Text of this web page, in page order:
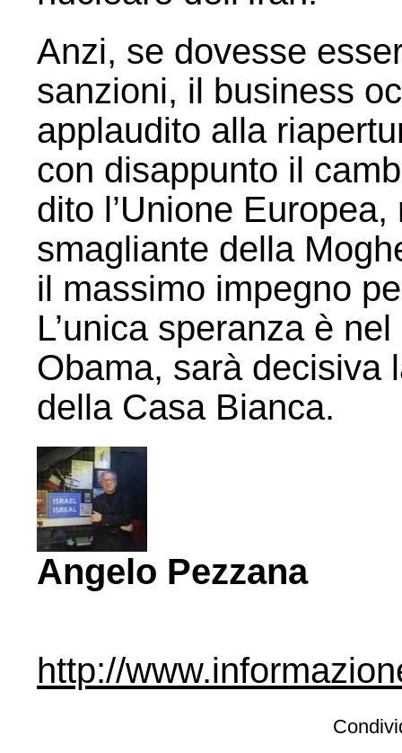
Anzi, se dovesse
sanzioni, il business
applaudito alla
con disappunto il
dito l’Unione
smagliante della
il massimo impegno
L’unica speranza è
Obama, sarà decisiva
della Casa Bianca.
Angelo Pezzana
http://